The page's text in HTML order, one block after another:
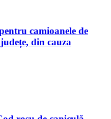
camioanele de
din cauza